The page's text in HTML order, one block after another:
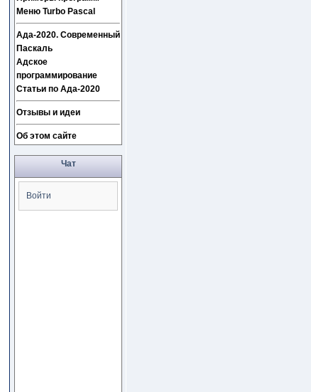
Меню Turbo Pascal
Ада-2020. Современный
Паскаль
Адское
программирование
Статьи по Ада-2020
Отзывы и идеи
Об этом сайте
Чат
Войти